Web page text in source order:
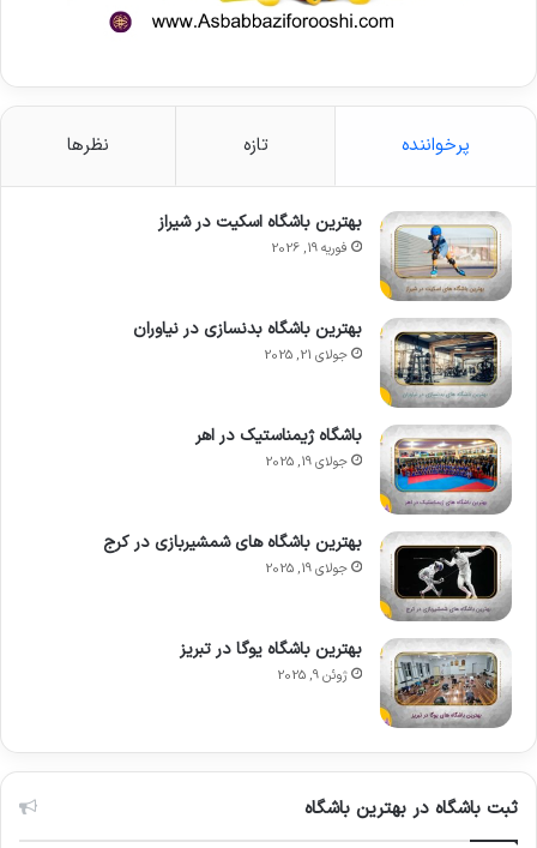
پرخواننده تازه نظرها
بهترین باشگاه اسکیت در شیراز
فوریه 19, 2026
بهترین باشگاه بدنسازی در نیاوران
جولای 21, 2025
باشگاه ژیمناستیک در اهر
جولای 19, 2025
بهترین باشگاه های شمشیربازی در کرج
جولای 19, 2025
بهترین باشگاه یوگا در تبریز
ژوئن 9, 2025
ثبت باشگاه در بهترین باشگاه